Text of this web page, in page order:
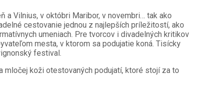
a Vilnius, v októbri Maribor, v novembri… tak ako
cestovanie jednou z najlepších príležitostí, ako
umeniach. Pre tvorcov i divadelných kritikov
mesta, v ktorom sa podujatie koná. Tisícky
festival.
mločej koži otestovaných podujatí, ktoré stojí za to